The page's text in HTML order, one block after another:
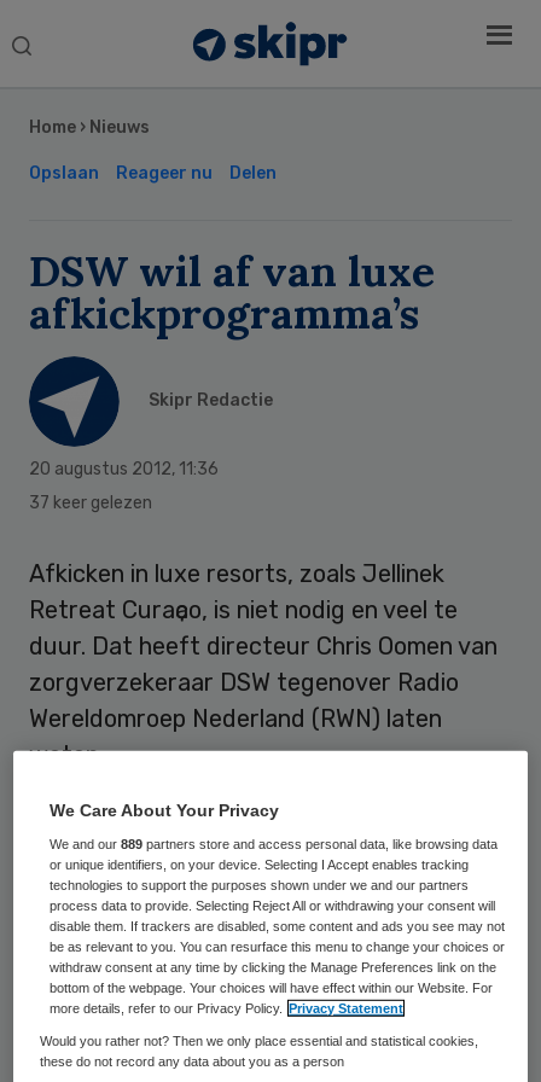
Search
Home › Nieuws
Opslaan Reageer nu Delen
DSW wil af van luxe
afkickprogramma’s
Skipr Redactie
20 augustus 2012, 11:36
37 keer gelezen
Afkicken in luxe resorts, zoals Jellinek
Retreat Curaҫao, is niet nodig en veel te
duur. Dat heeft directeur Chris Oomen van
zorgverzekeraar DSW tegenover Radio
Wereldomroep Nederland (RWN) laten
weten.
De Nederlandse wet verplicht verzekeraars
vooralsnog tot betaling, omdat de patiënt
anders wordt beperkt in zijn keuzevrijheid.
DSW ziet dit graag veranderen om zo het
groeiende aantal luxe afkickprogramma’s
een halt toe te roepen. “Door de nieuwe
klinieken en de nieuwe vormen is het enorm
duur geworden”, aldus Oomen. Daarnaast
Sidebar
We Care About Your Privacy
We and our889 partners store and access personal data, like browsing data
or unique identifiers, on your device. Selecting I Accept enables tracking
technologies to support the purposes shown under we and our partners
process data to provide. Selecting Reject All or withdrawing your consent will
disable them. If trackers are disabled, some content and ads you see may not
be as relevant to you. You can resurface this menu to change your choices or
withdraw consent at any time by clicking the Manage Preferences link on the
bottom of the webpage. Your choices will have effect within our Website. For
more details, refer to our Privacy Policy.
Privacy Statement
Would you rather not? Then we only place essential and statistical cookies,
these do not record any data about you as a person